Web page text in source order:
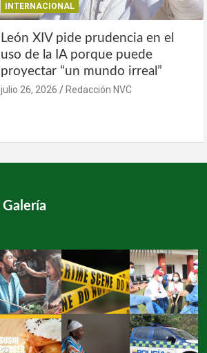
INTERNACIONAL
León XIV pide prudencia en el
uso de la IA porque puede
proyectar “un mundo irreal”
julio 26, 2026 Redacción NVC
Galería